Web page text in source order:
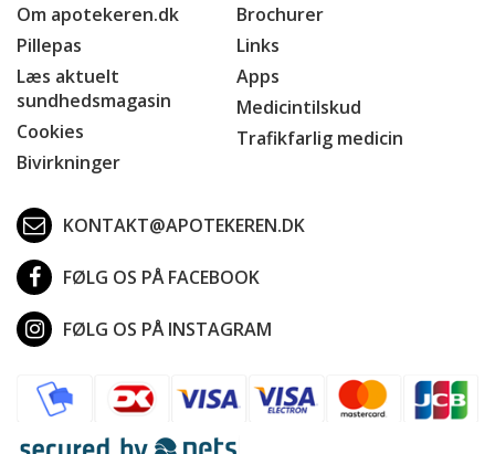
Om apotekeren.dk
Pillepas
Læs aktuelt
sundhedsmagasin
Cookies
Bivirkninger
Brochurer
Links
Apps
Medicintilskud
Trafikfarlig medicin
KONTAKT@APOTEKEREN.DK
FØLG OS PÅ FACEBOOK
FØLG OS PÅ INSTAGRAM